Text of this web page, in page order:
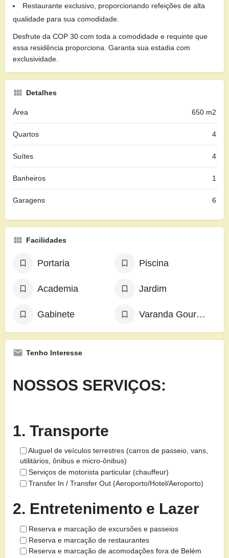
Restaurante exclusivo, proporcionando refeições de alta
qualidade para sua comodidade.
Desfrute da COP 30 com toda a comodidade e requinte que
essa residência proporciona. Garanta sua estadia com
exclusividade.
Detalhes
Área 650 m2
Quartos 4
Suítes 4
Banheiros 1
Garagens 6
Facilidades
Portaria Piscina
Academia Jardim
Gabinete Varanda Gourmet
Tenho Interesse
NOSSOS SERVIÇOS:
1. Transporte
Aluguel de veículos terrestres (carros de passeio, vans,
utilitários, ônibus e micro-ônibus)
Serviços de motorista particular (chauffeur)
Transfer In / Transfer Out (Aeroporto/Hotel/Aeroporto)
2. Entretenimento e Lazer
Reserva e marcação de excursões e passeios
Reserva e marcação de restaurantes
Reserva e marcação de acomodações fora de Belém